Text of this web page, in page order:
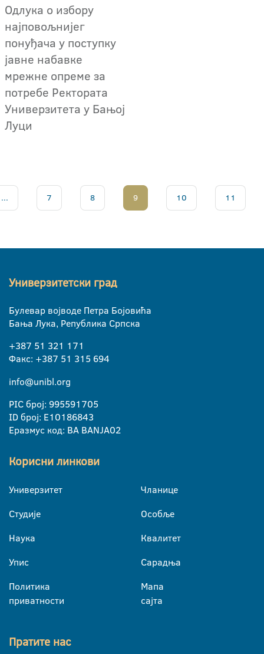
Oдлука о избору
најповољнијег
понуђача у поступку
јавне набавке
мрежне опреме за
потребе Ректората
Универзитета у Бањој
Луци
... 7 8 9 10 11
Универзитетски град
Булевар војводе Петра Бојовића
Бања Лука, Република Српска
+387 51 321 171
Факс: +387 51 315 694
info@unibl.org
PIC број: 995591705
ID број: E10186843
Еразмус код: BA BANJA02
Корисни линкови
Универзитет
Студије
Наука
Упис
Политика
приватности
Чланице
Особље
Квалитет
Сарадња
Мапа
сајта
Пратите нас